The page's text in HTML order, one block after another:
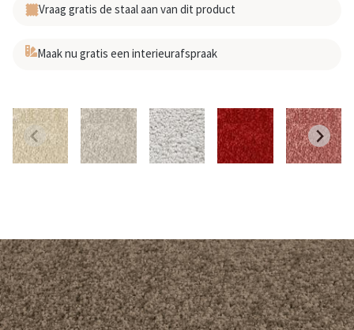
Vraag gratis de staal aan van dit product
Maak nu gratis een interieurafspraak